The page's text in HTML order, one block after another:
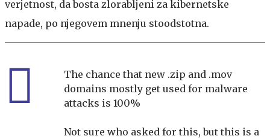
verjetnost, da bosta zlorabljeni za kibernetske
napade, po njegovem mnenju stoodstotna.
The chance that new .zip and .mov
domains mostly get used for malware
attacks is 100%
Not sure who asked for this, but this is a